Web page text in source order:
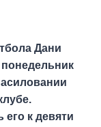
Дани
к девяти